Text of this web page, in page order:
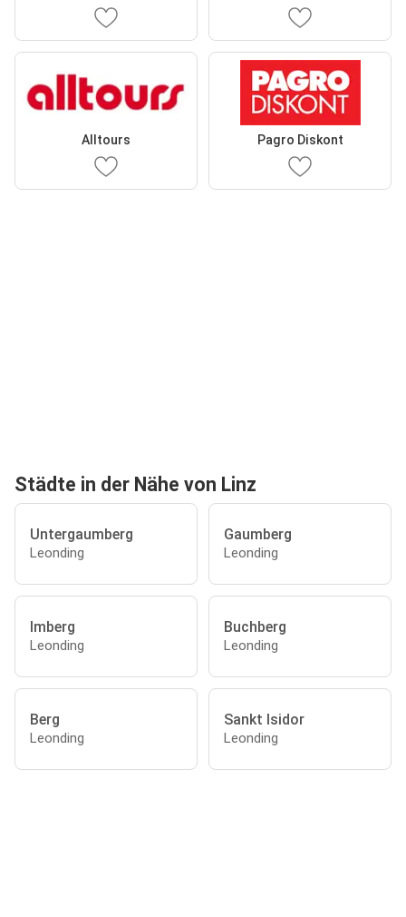
Alltours Pagro Diskont
Städte in der Nähe von Linz
Untergaumberg
Leonding
Gaumberg
Leonding
Imberg
Leonding
Buchberg
Leonding
Berg
Leonding
Sankt Isidor
Leonding